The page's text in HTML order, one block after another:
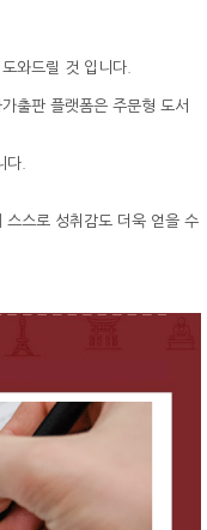
와드릴 것 입니다.
출판 플랫폼은 주문형 도서
다.
스스로 성취감도 더욱 얻을 수